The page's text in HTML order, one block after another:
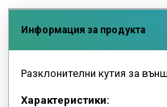
Информация за продукта
Разклонителни кутия за
Характеристики: